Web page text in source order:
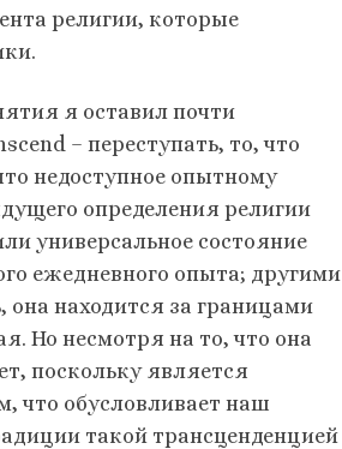
религии, которые
я оставил почти
– переступать, то, что
недоступное опытному
определения религии
универсальное состояние
ежедневного опыта; другими
находится за границами
Но несмотря на то, что она
поскольку является
что обусловливает наш
такой трансценденцией